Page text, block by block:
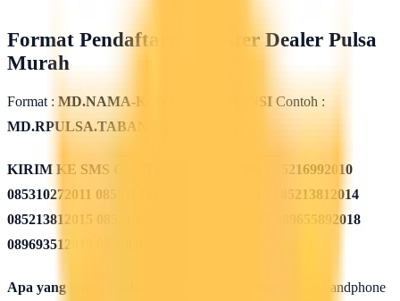
Format Pendaftaran Master Dealer Pulsa
Murah
Format : MD.NAMA-KONTER.PROVINSI Contoh :
MD.RPULSA.TABANAN
KIRIM KE SMS CENTER
085311562009 085216992010
085310272011 085311432012 085213782013 085213812014
085213812015 085215082016 085819962017 089655892018
089693512019 08568582020
Apa yang harus dilakukan seusai Mendaftar ?
Agar handphone